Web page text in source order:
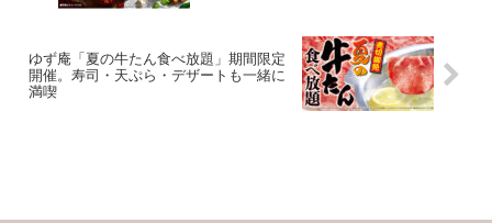
ゆず庵「夏の牛たん食べ放題」期間限定
開催。寿司・天ぷら・デザートも一緒に
満喫